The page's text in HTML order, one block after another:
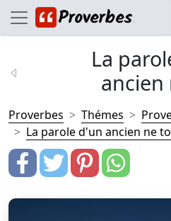
La
ancien
Proverbes Thémes
La parole d'un ancien ne